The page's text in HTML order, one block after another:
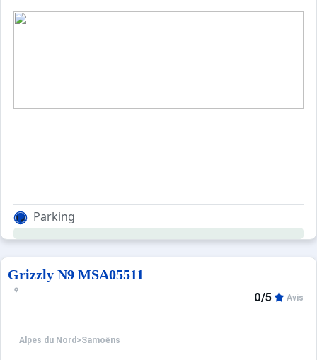
Parking
Grizzly N9 MSA05511
Alpes du Nord >Samoëns
0/5 Avis